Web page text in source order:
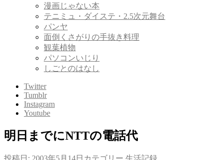
漫画じゃない本
テニミュ・ダイステ・2.5次元舞台
パンヤ
面倒くさがりの手抜き料理
観葉植物
パソコンいじり
しごとのはなし
Twitter
Tumblr
Instagram
Youtube
明日までにNTTの電話代
投稿日: 2003年5月14日 カテゴリー 生活記録